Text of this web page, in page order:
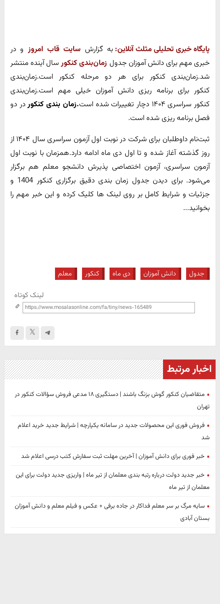
پایگاه خبری تحلیلی مثلث آنلاین: به گزارش سایت قاب امروزو در
خبری مهم برای دانش آموزان جدول زمان‌بندی کنکورسال آینده منتشر
شد.زمان‌بندی کنکور برای هر دو مرحله کنکور است.زمان‌بندی
کنکور برای برنامه ریزی دانش آموزان خیلی مهم است.زمان‌بندی
کنکور سراسری ۱۴۰۴ دچار تغییرات شده است
.زمان بندی کنکوردر دو
فصل برنامه ریزی شده است.
ثبت‌نام داوطلبان برای شرکت در نوبت اول آزمون سراسری سال ۱۴۰۴ از
روز گذشته آغاز شده و تا اول دی ماه ادامه دارد.همزمان با نوبت اول
آزمون سراسری، آزمون اختصاصی پذیرش دانشجو معلم هم برگزار
می‌شود. برای دیدن جدول زمان بندی دقیق برگزاری کنکور 1404 و
جزئیات و شرایط کامل بر روی لینک ها کلیک کرده و این خبر مهم را
بخوانید...
جدول دانش آموزان دی ماه کنکور معلم
لینک کوتاه
اخبار مرتبط
متقاضیان کنکور گوش بزنگ باشند | دستگیری ۱۸ مدعی فروش سؤالات کنکور در
تهران
فروش فوری این محصولات جدید در سامانه یکپارچه | شرایط جدید خرید اعلام
شد
خبر فوری برای دانش آموزان | آخرین مهلت ثبت سفارش کتب درسی اعلام شد
خبر جدید دولت درباره رتبه بندی معلمان از تیر ماه | واریزی جدید دولت برای این
معلمان از تیر ماه
سایه مرگ بر سر معلم فداکار در جاده برفی + عکس و فیلم معلم و دانش آموزان
بستان آبادی